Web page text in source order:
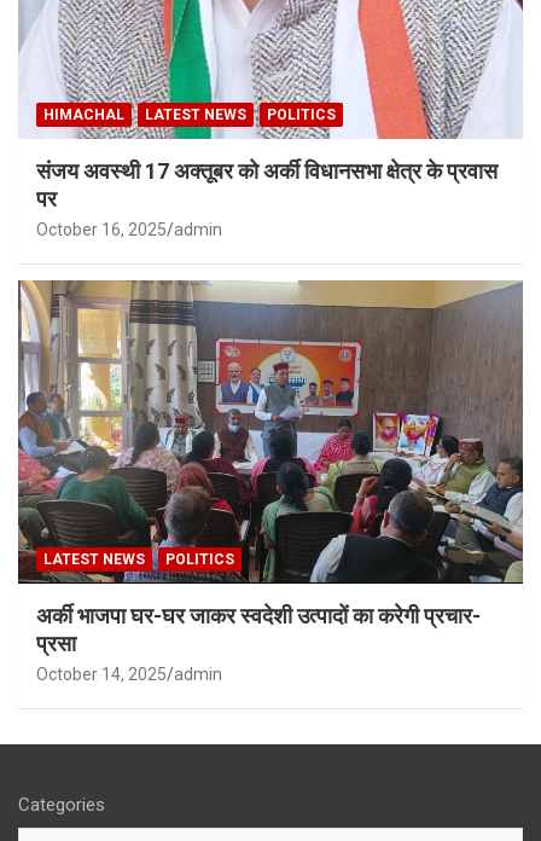
HIMACHAL LATEST NEWS POLITICS
संजय अवस्थी 17 अक्तूबर को अर्की विधानसभा क्षेत्र के प्रवास
पर
October 16, 2025 admin
LATEST NEWS POLITICS
अर्की भाजपा घर-घर जाकर स्वदेशी उत्पादों का करेगी प्रचार-
प्रसा
October 14, 2025 admin
Categories